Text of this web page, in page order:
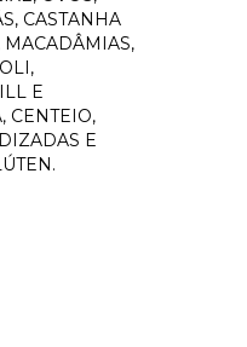
CASTANHA
MACADÂMIAS,
E
CENTEIO,
E